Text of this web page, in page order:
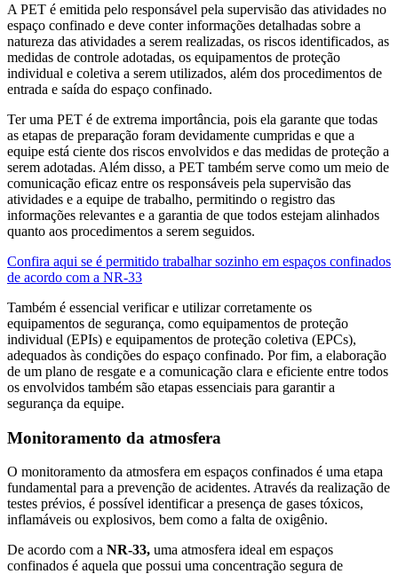
A PET é emitida pelo responsável pela supervisão das atividades no
espaço confinado e deve conter informações detalhadas sobre a
natureza das atividades a serem realizadas, os riscos identificados, as
medidas de controle adotadas, os equipamentos de proteção
individual e coletiva a serem utilizados, além dos procedimentos de
entrada e saída do espaço confinado.
Ter uma PET é de extrema importância, pois ela garante que todas
as etapas de preparação foram devidamente cumpridas e que a
equipe está ciente dos riscos envolvidos e das medidas de proteção a
serem adotadas. Além disso, a PET também serve como um meio de
comunicação eficaz entre os responsáveis pela supervisão das
atividades e a equipe de trabalho, permitindo o registro das
informações relevantes e a garantia de que todos estejam alinhados
quanto aos procedimentos a serem seguidos.
Confira aqui se é permitido trabalhar sozinho em espaços confinados
de acordo com a NR-33
Também é essencial verificar e utilizar corretamente os
equipamentos de segurança, como equipamentos de proteção
individual (EPIs) e equipamentos de proteção coletiva (EPCs),
adequados às condições do espaço confinado. Por fim, a elaboração
de um plano de resgate e a comunicação clara e eficiente entre todos
os envolvidos também são etapas essenciais para garantir a
segurança da equipe.
Monitoramento da atmosfera
O monitoramento da atmosfera em espaços confinados é uma etapa
fundamental para a prevenção de acidentes. Através da realização de
testes prévios, é possível identificar a presença de gases tóxicos,
inflamáveis ou explosivos, bem como a falta de oxigênio.
De acordo com a NR-33, uma atmosfera ideal em espaços
confinados é aquela que possui uma concentração segura de